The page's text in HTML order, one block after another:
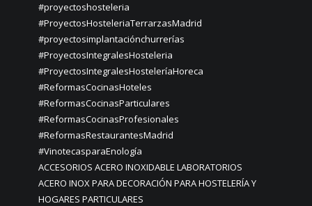
#proyectoshosteleria
#ProyectosHosteleriaTerrarzasMadrid
#proyectosimplantaciónchurrerías
#ProyectosIntegralesHosteleria
#ProyectosIntegralesHosteleríaHoreca
#ReformasCocinasHoteles
#ReformasCocinasParticulares
#ReformasCocinasProfesionales
#ReformasRestaurantesMadrid
#VinotecasparaEnología
ACCESORIOS ACERO INOXIDABLE LABORATORIOS
ACERO INOX PARA DECORACIÓN PARA HOSTELERÍA Y
HOGARES PARTICULARES